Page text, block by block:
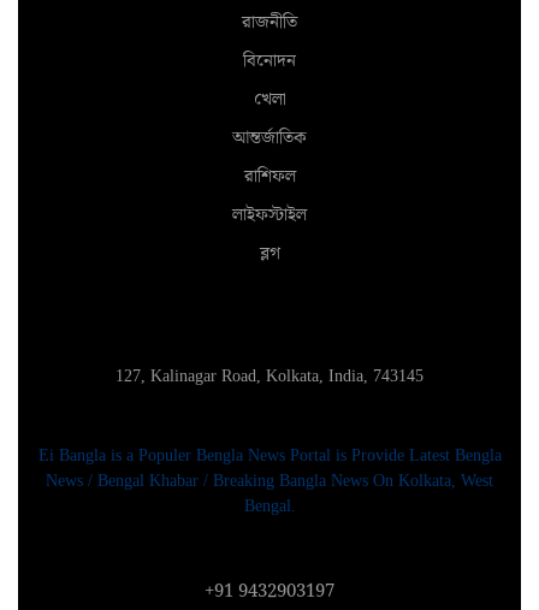
রাজনীতি
বিনোদন
খেলা
আন্তর্জাতিক
রাশিফল
লাইফস্টাইল
ব্লগ
127, Kalinagar Road, Kolkata, India, 743145
Ei Bangla is a Populer Bengla News Portal is Provide Latest Bengla
News / Bengal Khabar / Breaking Bangla News On Kolkata, West
Bengal.
+91 9432903197